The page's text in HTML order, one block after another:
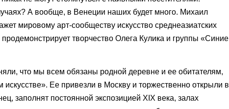
А вообще, в Венеции наших будет много. Михаил
мировому арт-сообществу искусство среднеазиатских
творчество Олега Кулика и группы «Синие
что мы всем обязаны родной деревне и ее обитателям,
Ее привезли в Москву и торжественно открыли в
заполнят постоянной экспозицией XIX века, залах